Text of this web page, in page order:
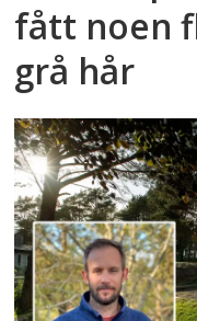
fått noen
grå hår